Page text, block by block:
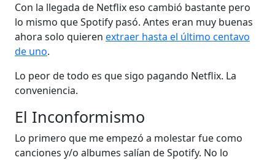
Con la llegada de Netflix eso cambió bastante pero
lo mismo que Spotify pasó. Antes eran muy buenas
ahora solo quieren extraer hasta el último centavo
de uno.
Lo peor de todo es que sigo pagando Netflix. La
conveniencia.
El Inconformismo
Lo primero que me empezó a molestar fue como
canciones y/o albumes salían de Spotify. No lo